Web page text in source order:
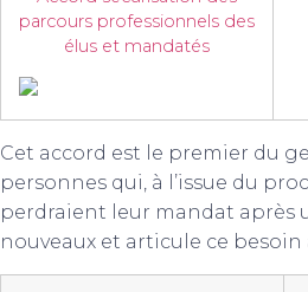
parcours professionnels des
élus et mandatés
Cet accord est le premier du
personnes qui, à l’issue du
perdraient leur mandat après
nouveaux et articule ce besoin